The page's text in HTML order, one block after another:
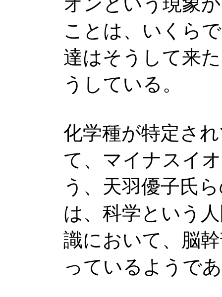
ことは、いくら
達はそうして来
うしている。
化学種が特定さ
て、マイナスイ
う、天羽優子氏
は、科学という
識において、脳
っているようで